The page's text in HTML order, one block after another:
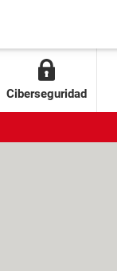
Ciberseguridad